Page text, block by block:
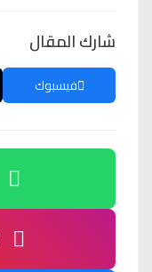
شارك المقال
فيسبوك